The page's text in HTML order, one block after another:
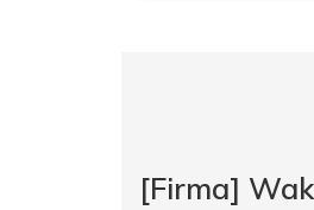
[Firma]